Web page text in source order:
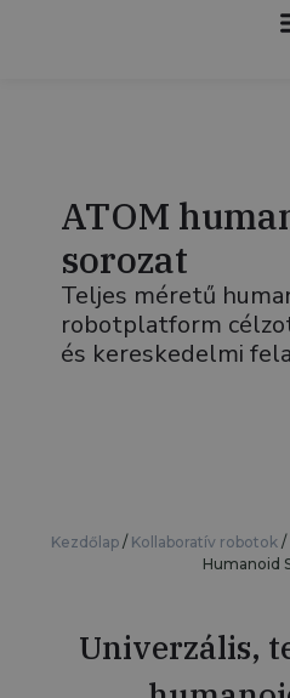
ATOM
sorozat
Teljes méretű
robotplatform
és kereskedelmi
Kezdőlap/ Kollaboratív robotok/
Humanoid
Univerzális,